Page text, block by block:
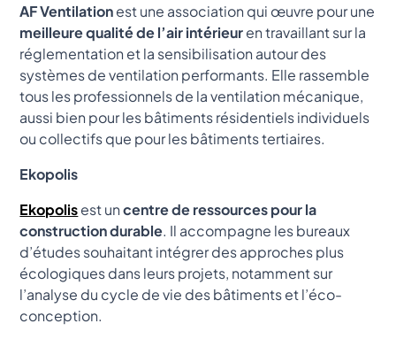
AF Ventilationest une association qui œuvre pour une
meilleure qualité de l’air intérieuren travaillant sur la
réglementation et la sensibilisation autour des
systèmes de ventilation performants. Elle rassemble
tous les professionnels de la ventilation mécanique,
aussi bien pour les bâtiments résidentiels individuels
ou collectifs que pour les bâtiments tertiaires.
Ekopolis
Ekopolisest uncentre de ressources pour la
construction durable. Il accompagne les bureaux
d’études souhaitant intégrer des approches plus
écologiques dans leurs projets, notamment sur
l’analyse du cycle de vie des bâtiments et l’éco-
conception.